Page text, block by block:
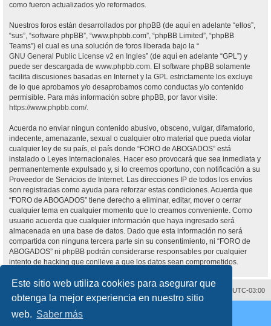
Este sitio web utiliza cookies para asegurar que
obtenga la mejor experiencia en nuestro sitio
web. Saber más
como fueron actualizados y/o reformados.
Nuestros foros están desarrollados por phpBB (de aquí en adelante “ellos”,
“sus”, “software phpBB”, “www.phpbb.com”, “phpBB Limited”, “phpBB
Teams”) el cual es una solución de foros liberada bajo la “
GNU General Public License v2 en Ingles” (de aquí en adelante “GPL”) y
puede ser descargada de www.phpbb.com. El software phpBB solamente
facilita discusiones basadas en Internet y la GPL estrictamente los excluye
de lo que aprobamos y/o desaprobamos como conductas y/o contenido
permisible. Para más información sobre phpBB, por favor visite:
https://www.phpbb.com/.
Acuerda no enviar ningun contenido abusivo, obsceno, vulgar, difamatorio,
indecente, amenazante, sexual o cualquier otro material que pueda violar
cualquier ley de su país, el país donde “FORO de ABOGADOS” está
instalado o Leyes Internacionales. Hacer eso provocará que sea inmediata y
permanentemente expulsado y, si lo creemos oportuno, con notificación a su
Proveedor de Servicios de Internet. Las direcciones IP de todos los envíos
son registradas como ayuda para reforzar estas condiciones. Acuerda que
“FORO de ABOGADOS” tiene derecho a eliminar, editar, mover o cerrar
cualquier tema en cualquier momento que lo creamos conveniente. Como
usuario acuerda que cualquier información que haya ingresado será
almacenada en una base de datos. Dado que esta información no será
compartida con ninguna tercera parte sin su consentimiento, ni “FORO de
ABOGADOS” ni phpBB podrán considerarse responsables por cualquier
intento de hacking que conlleve a que los datos sean comprometidos.
Todos los horarios son UTC-03:00
Borrar cookies
Desarrollado por
® Forum Software © phpBB Limited
Traducción al español porphpBB España